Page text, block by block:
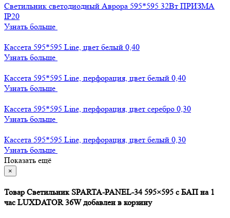
Светильник светодиодный Аврора 595*595 32Вт ПРИЗМА
IP20
Узнать больше
Кассета 595*595 Line, цвет белый 0,40
Узнать больше
Кассета 595*595 Line, перфорация, цвет белый 0,40
Узнать больше
Кассета 595*595 Line, перфорация, цвет серебро 0,30
Узнать больше
Кассета 595*595 Line, перфорация, цвет белый 0,30
Узнать больше
Показать ещё
×
Товар Светильник SPARTA-PANEL-34 595×595 c БАП на 1
час LUXDATOR 36W добавлен в корзину